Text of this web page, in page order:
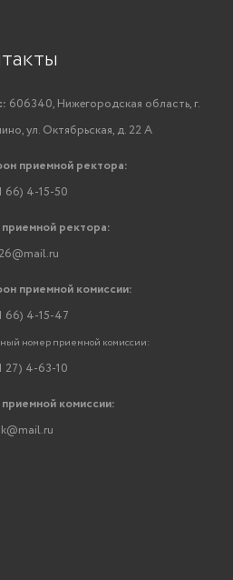
606340, Нижегородская область, г.
ул. Октябрьская, д. 22 А
приемной ректора:
66) 4-15-50
приемной ректора:
приемной комиссии:
66) 4-15-47
номер приемной комиссии:
27) 4-63-10
комиссии: